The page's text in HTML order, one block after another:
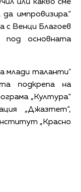
или какво сме
импровизира.“
с Венци Благоев
основната
млади таланти"
подкрепа на
„Култура“
„Джазтет“,
„Красно